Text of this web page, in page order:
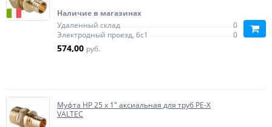
Наличие в магазинах
Удаленный склад
0
Электродный проезд, 6с1
0
574,00 руб.
Муфта НР 25 х 1" аксиальная для труб PE-X
VALTEC